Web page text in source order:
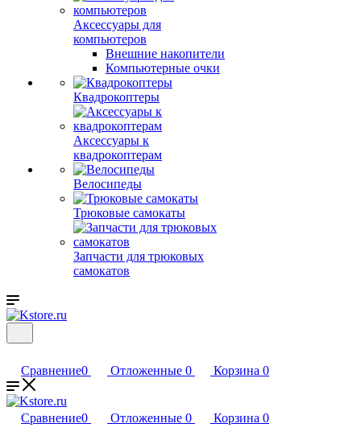
Аксессуары для
компьютеров
Внешние накопители
Компьютерные очки
Квадрокоптеры
Аксессуары к
квадрокоптерам
Велосипеды
Трюковые самокаты
Запчасти для трюковых
самокатов
Сравнение0 Отложенные 0 Корзина 0
Сравнение0 Отложенные 0 Корзина 0